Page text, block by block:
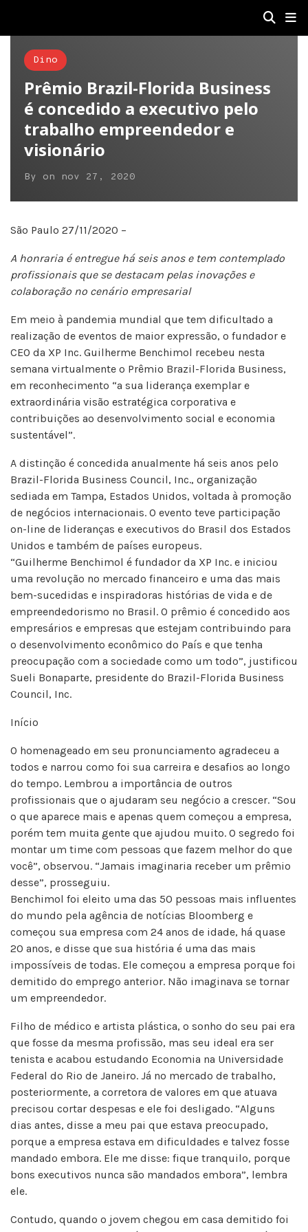
Dino
Prêmio Brazil-Florida Business
é concedido a executivo pelo
trabalho empreendedor e
visionário
By on nov 27, 2020
São Paulo 27/11/2020 –
A honraria é entregue há seis anos e tem contemplado
profissionais que se destacam pelas inovações e
colaboração no cenário empresarial
Em meio à pandemia mundial que tem dificultado a
realização de eventos de maior expressão, o fundador e
CEO da XP Inc. Guilherme Benchimol recebeu nesta
semana virtualmente o Prêmio Brazil-Florida Business,
em reconhecimento “a sua liderança exemplar e
extraordinária visão estratégica corporativa e
contribuições ao desenvolvimento social e economia
sustentável”.
A distinção é concedida anualmente há seis anos pelo
Brazil-Florida Business Council, Inc., organização
sediada em Tampa, Estados Unidos, voltada à promoção
de negócios internacionais. O evento teve participação
on-line de lideranças e executivos do Brasil dos Estados
Unidos e também de países europeus.
“Guilherme Benchimol é fundador da XP Inc. e iniciou
uma revolução no mercado financeiro e uma das mais
bem-sucedidas e inspiradoras histórias de vida e de
empreendedorismo no Brasil. O prêmio é concedido aos
empresários e empresas que estejam contribuindo para
o desenvolvimento econômico do País e que tenha
preocupação com a sociedade como um todo”, justificou
Sueli Bonaparte, presidente do Brazil-Florida Business
Council, Inc.
Início
O homenageado em seu pronunciamento agradeceu a
todos e narrou como foi sua carreira e desafios ao longo
do tempo. Lembrou a importância de outros
profissionais que o ajudaram seu negócio a crescer. “Sou
o que aparece mais e apenas quem começou a empresa,
porém tem muita gente que ajudou muito. O segredo foi
montar um time com pessoas que fazem melhor do que
você”, observou. “Jamais imaginaria receber um prêmio
desse”, prosseguiu.
Benchimol foi eleito uma das 50 pessoas mais influentes
do mundo pela agência de notícias Bloomberg e
começou sua empresa com 24 anos de idade, há quase
20 anos, e disse que sua história é uma das mais
impossíveis de todas. Ele começou a empresa porque foi
demitido do emprego anterior. Não imaginava se tornar
um empreendedor.
Filho de médico e artista plástica, o sonho do seu pai era
que fosse da mesma profissão, mas seu ideal era ser
tenista e acabou estudando Economia na Universidade
Federal do Rio de Janeiro. Já no mercado de trabalho,
posteriormente, a corretora de valores em que atuava
precisou cortar despesas e ele foi desligado. “Alguns
dias antes, disse a meu pai que estava preocupado,
porque a empresa estava em dificuldades e talvez fosse
mandado embora. Ele me disse: fique tranquilo, porque
bons executivos nunca são mandados embora”, lembra
ele.
Contudo, quando o jovem chegou em casa demitido foi